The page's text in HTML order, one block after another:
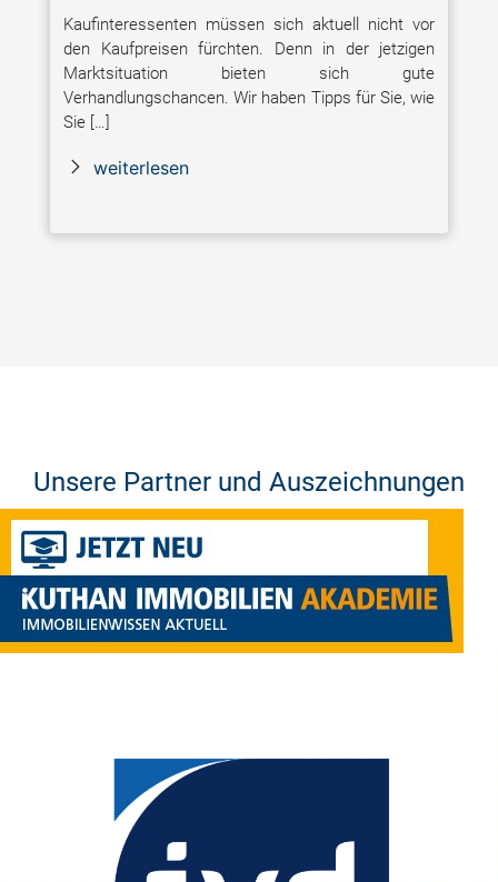
Kaufinteressenten müssen sich aktuell nicht vor
den Kaufpreisen fürchten. Denn in der jetzigen
Marktsituation bieten sich gute
Verhandlungschancen. Wir haben Tipps für Sie, wie
Sie […]
weiterlesen
Unsere Partner und Auszeichnungen